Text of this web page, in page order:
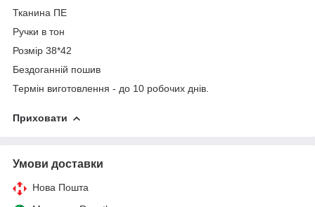
Тканина ПЕ
Ручки в тон
Розмір 38*42
Бездоганній пошив
Термін виготовлення - до 10 робочих днів.
Приховати
Умови доставки
Нова Пошта